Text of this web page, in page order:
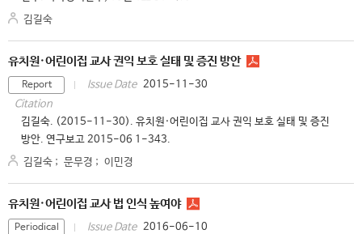
김길숙
유치원·어린이집 교사 권익 보호 실태 및 증진 방안
Report Issue Date 2015-11-30
Citation
김길숙. (2015-11-30). 유치원·어린이집 교사 권익 보호 실태 및 증진
방안. 연구보고 2015-06 1-343.
김길숙 ; 문무경 ; 이민경
유치원·어린이집 교사 법 인식 높여야
Periodical Issue Date 2016-06-10